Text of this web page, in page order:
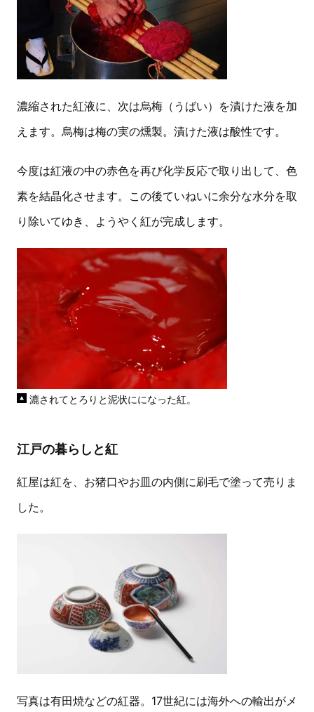
濃縮された紅液に、次は烏梅（うばい）を漬けた液を加
えます。烏梅は梅の実の燻製。漬けた液は酸性です。
今度は紅液の中の赤色を再び化学反応で取り出して、色
素を結晶化させます。この後ていねいに余分な水分を取
り除いてゆき、ようやく紅が完成します。
漉されてとろりと泥状にになった紅。
江戸の暮らしと紅
紅屋は紅を、お猪口やお皿の内側に刷毛で塗って売りま
した。
写真は有田焼などの紅器。17世紀には海外への輸出がメ